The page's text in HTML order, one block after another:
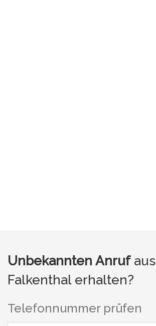
Unbekannten Anrufaus
Falkenthal erhalten?
Telefonnummer prüfen